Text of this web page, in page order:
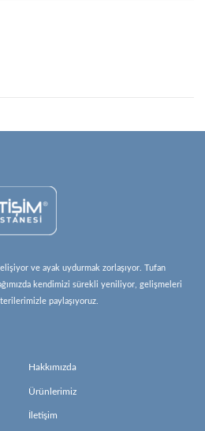
ve ayak uydurmak zorlaşıyor. Tufan
kendimizi sürekli yeniliyor, gelişmeleri
paylaşıyoruz.
Hakkımızda
Ürünlerimiz
İletişim